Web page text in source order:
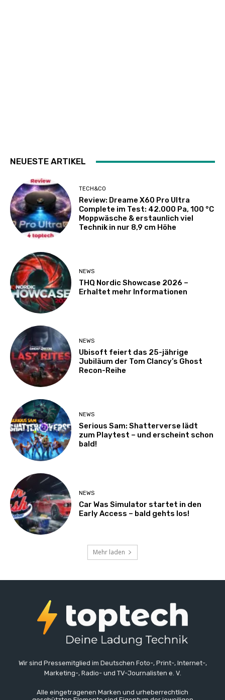
NEUESTE ARTIKEL
TECH&CO
Review: Dreame X60 Pro Ultra
Complete im Test: 42.000 Pa, 100 °C
Moppwäsche & erstaunlich viel
Technik in nur 8,9 cm Höhe
NEWS
THQ Nordic Showcase 2026 –
Erhaltet mehr Informationen
NEWS
Ubisoft feiert das 25-jährige
Jubiläum der Tom Clancy’s Ghost
Recon-Reihe
NEWS
Serious Sam: Shatterverse lädt
zum Playtest – und erscheint schon
bald!
NEWS
Car Was Simulator startet in den
Early Access – bald gehts los!
Mehr laden
Wir sind Pressemitglied im Deutschen Foto-, Print-, Internet-,
Marketing-, Radio- und TV-Journalisten e. V.
Alle eingetragenen Marken und urheberrechtlich